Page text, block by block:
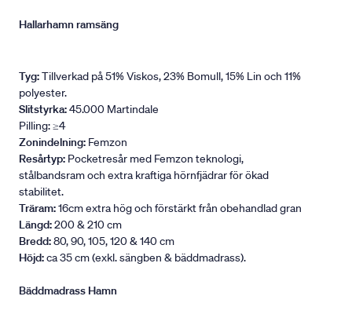
Hallarhamn ramsäng
Tyg:Tillverkad på 51% Viskos, 23% Bomull, 15% Lin och 11%
polyester.
Slitstyrka:45.000 Martindale
Pilling: ≥4
Zonindelning: Femzon
Resårtyp: Pocketresår med Femzon teknologi,
stålbandsram och extra kraftiga hörnfjädrar för ökad
stabilitet.
Träram:16cm extra hög och förstärkt från obehandlad gran
Längd:200 & 210 cm
Bredd:80, 90, 105, 120 & 140 cm
Höjd:ca 35 cm (exkl. sängben & bäddmadrass).
Bäddmadrass Hamn